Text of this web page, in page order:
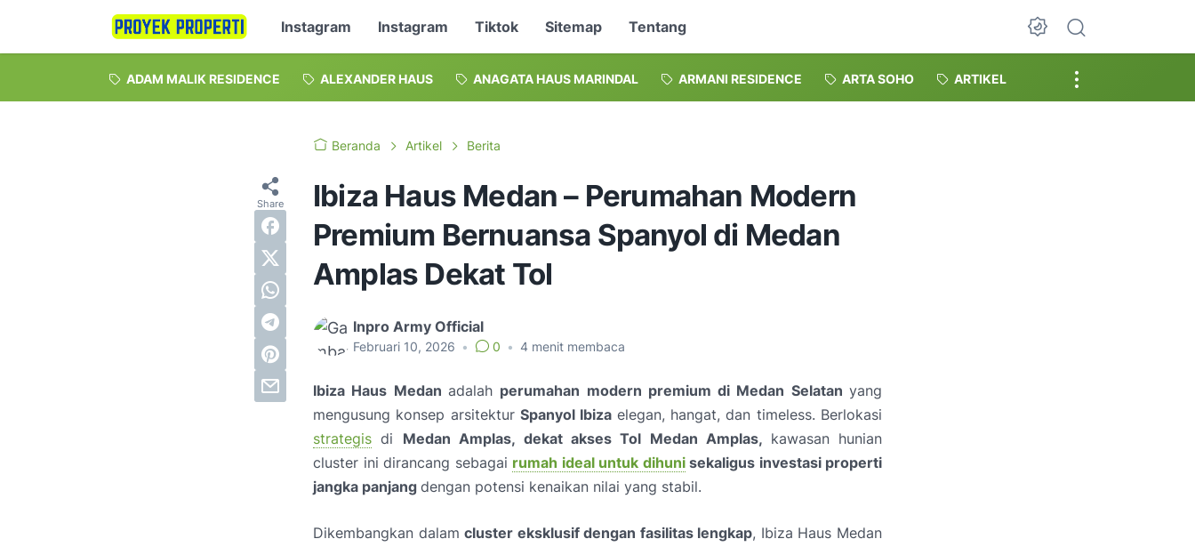
Instagram Instagram Tiktok Sitemap Tentang
Dark Mode
ADAM MALIK RESIDENCE ALEXANDER HAUS ANAGATA HAUS MARINDAL ARMANI RESIDENCE ARTA SOHO ARTIKEL
Beranda Artikel Berita
Ibiza Haus Medan – Perumahan Modern
Premium Bernuansa Spanyol di Medan
Amplas Dekat Tol
Inpro Army Official
Februari 10, 2026 • 0 • 4 menit membaca
Ibiza Haus Medan adalah perumahan modern premium di Medan Selatanyang
mengusung konsep arsitektur Spanyol Ibiza elegan, hangat, dan timeless. Berlokasi
strategis di Medan Amplas, dekat akses Tol Medan Amplas, kawasan hunian
cluster ini dirancang sebagai rumah ideal untuk dihunisekaligus investasi properti
jangka panjang dengan potensi kenaikan nilai yang stabil.
Dikembangkan dalamcluster eksklusif dengan fasilitas lengkap, Ibiza Haus Medan